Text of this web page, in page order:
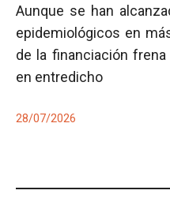
Aunque se han
epidemiológicos en
de la financiación
en entredicho
28/07/2026